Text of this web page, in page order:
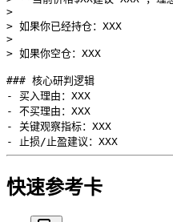
>
> 如果你已经持仓：XXX
>
> 如果你空仓：XXX
### 核心研判逻辑
- 买入理由：XXX
- 不买理由：XXX
- 关键观察指标：XXX
快速参考卡